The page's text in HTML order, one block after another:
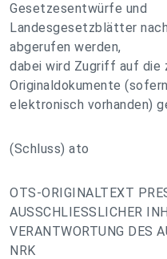
Gesetzesentwürfe und
Landesgesetzblätter
abgerufen werden,
dabei wird Zugriff auf die
Originaldokumente (sofern
elektronisch vorhanden)
(Schluss) ato
OTS-ORIGINALTEXT
AUSSCHLIESSLICHER
VERANTWORTUNG DES
NRK